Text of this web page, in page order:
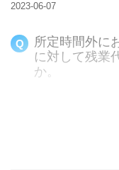
2023-06-07
所定時間外に
に対して残業
か。